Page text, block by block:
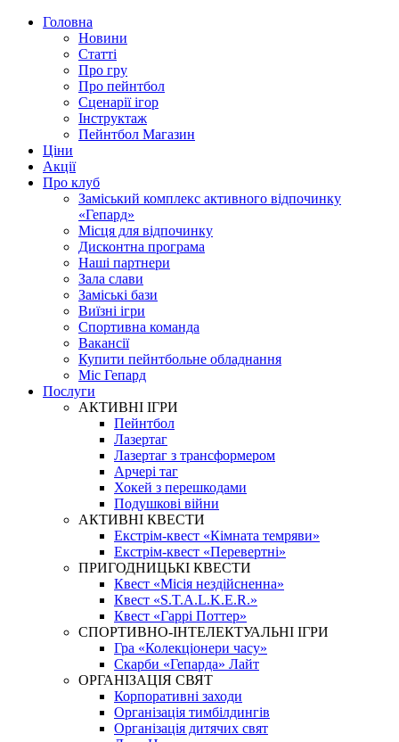
Головна
Новини
Статті
Про гру
Про пейнтбол
Сценарії ігор
Інструктаж
Пейнтбол Магазин
Ціни
Акції
Про клуб
Заміський комплекс активного відпочинку
«Гепард»
Місця для відпочинку
Дисконтна програма
Наші партнери
Зала слави
Заміські бази
Виїзні ігри
Спортивна команда
Вакансії
Купити пейнтбольне обладнання
Міс Гепард
Послуги
АКТИВНІ ІГРИ
Пейнтбол
Лазертаг
Лазертаг з трансформером
Арчері таг
Хокей з перешкодами
Подушкові війни
АКТИВНІ КВЕСТИ
Екстрім-квест «Кімната темряви»
Екстрім-квест «Перевертні»
ПРИГОДНИЦЬКІ КВЕСТИ
Квест «Місія нездійсненна»
Квест «S.T.A.L.K.E.R.»
Квест «Гаррі Поттер»
СПОРТИВНО-ІНТЕЛЕКТУАЛЬНІ ІГРИ
Гра «Колекціонери часу»
Скарби «Гепарда» Лайт
ОРГАНІЗАЦІЯ СВЯТ
Корпоративні заходи
Організація тимбілдингів
Організація дитячих свят